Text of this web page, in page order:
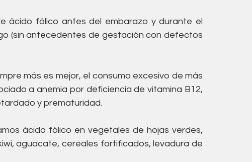
ácido fólico antes del embarazo y durante el
(sin antecedentes de gestación con defectos
más es mejor, el consumo excesivo de más
a anemia por deficiencia de vitamina B12,
y prematuridad.
ácido fólico en vegetales de hojas verdes,
aguacate, cereales fortificados, levadura de